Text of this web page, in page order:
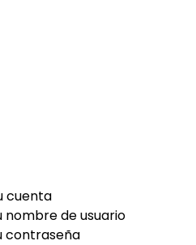
cuenta
nombre de usuario
contraseña